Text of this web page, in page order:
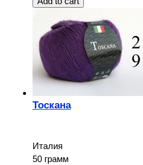
Тоскана
Италия
50 грамм